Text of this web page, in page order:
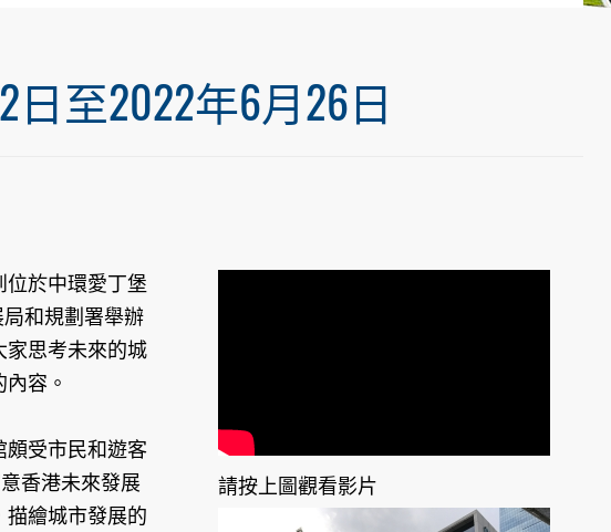
至2022年6月26日
於中環愛丁堡
和規劃署舉辦
家思考未來的城
容。
頗受市民和遊客
香港未來發展
繪城市發展的
請按上圖觀看影片